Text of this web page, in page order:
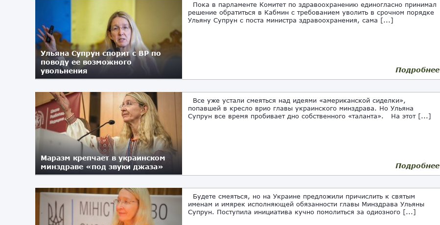
Ульяна Супрун спорит с ВР по
поводу ее возможного
увольнения
Пока в парламенте Комитет по здравоохранению единогласно принимал
решение обратиться в Кабмин с требованием уволить в срочном порядке
Ульяну Супрун с поста министра здравоохранения, сама [...]
03.10.2018 Подробнее
Маразм крепчает в украинском
минздраве «под звуки джаза»
Все уже устали смеяться над идеями «американской сиделки»,
попавшей в кресло врио главы украинского минздрава. Но Ульяна
Супрун все время пробивает дно собственного «таланта». На этот [...]
18.09.2018 Подробнее
Будете смеяться, но на Украине предложили причислить к святым
именам и имярек исполняющей обязанности главы Минздрава Ульяны
Супрун. Поступила инициатива кучно помолиться за одиозного [...]